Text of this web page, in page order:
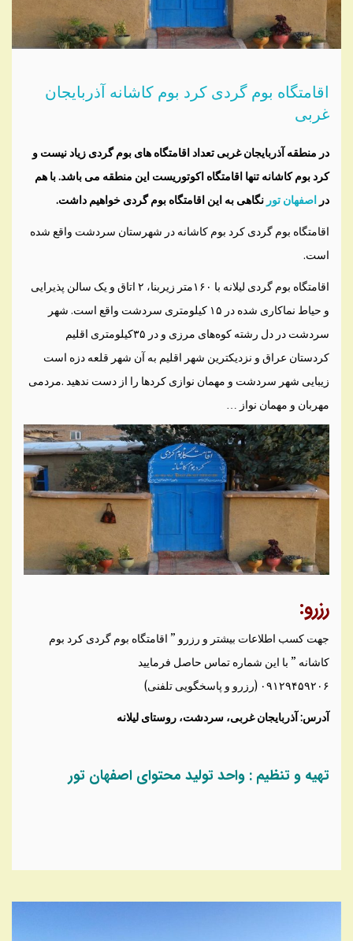
اقامتگاه بوم گردی کرد بوم کاشانه آذربایجان
غربی
در منطقه آذربایجان غربی تعداد اقامتگاه های بوم گردی زیاد نیست و
کرد بوم کاشانه تنها اقامتگاه اکوتوریست این منطقه می باشد. با هم
در اصفهان تور نگاهی به این اقامتگاه بوم گردی خواهیم داشت.
اقامتگاه بوم گردی کرد بوم کاشانه در شهرستان سردشت واقع شده
است.
اقامتگاه بوم گردی لیلانه با ۱۶۰متر زیربنا، ۲ اتاق و یک سالن پذیرایی
و حیاط نماکاری شده در ۱۵ کیلومتری سردشت واقع است. شهر
سردشت در دل رشته کوه‌های مرزی و در ۳۵کیلومتری اقلیم
کردستان عراق و نزدیکترین شهر اقلیم به آن شهر قلعه دزه است
زیبایی شهر سردشت و مهمان نوازی کردها را از دست ندهید .مردمی
مهربان و مهمان نواز …
رزرو:
جهت کسب اطلاعات بیشتر و رزرو ” اقامتگاه بوم گردی کرد بوم
کاشانه ” با این شماره تماس حاصل فرمایید
۰۹۱۲۹۴۵۹۲۰۶ (رزرو و پاسخگویی تلفنی)
آدرس: آذربایجان غربی، سردشت، روستای لیلانه
تهیه و تنظیم : واحد تولید محتوای اصفهان تور